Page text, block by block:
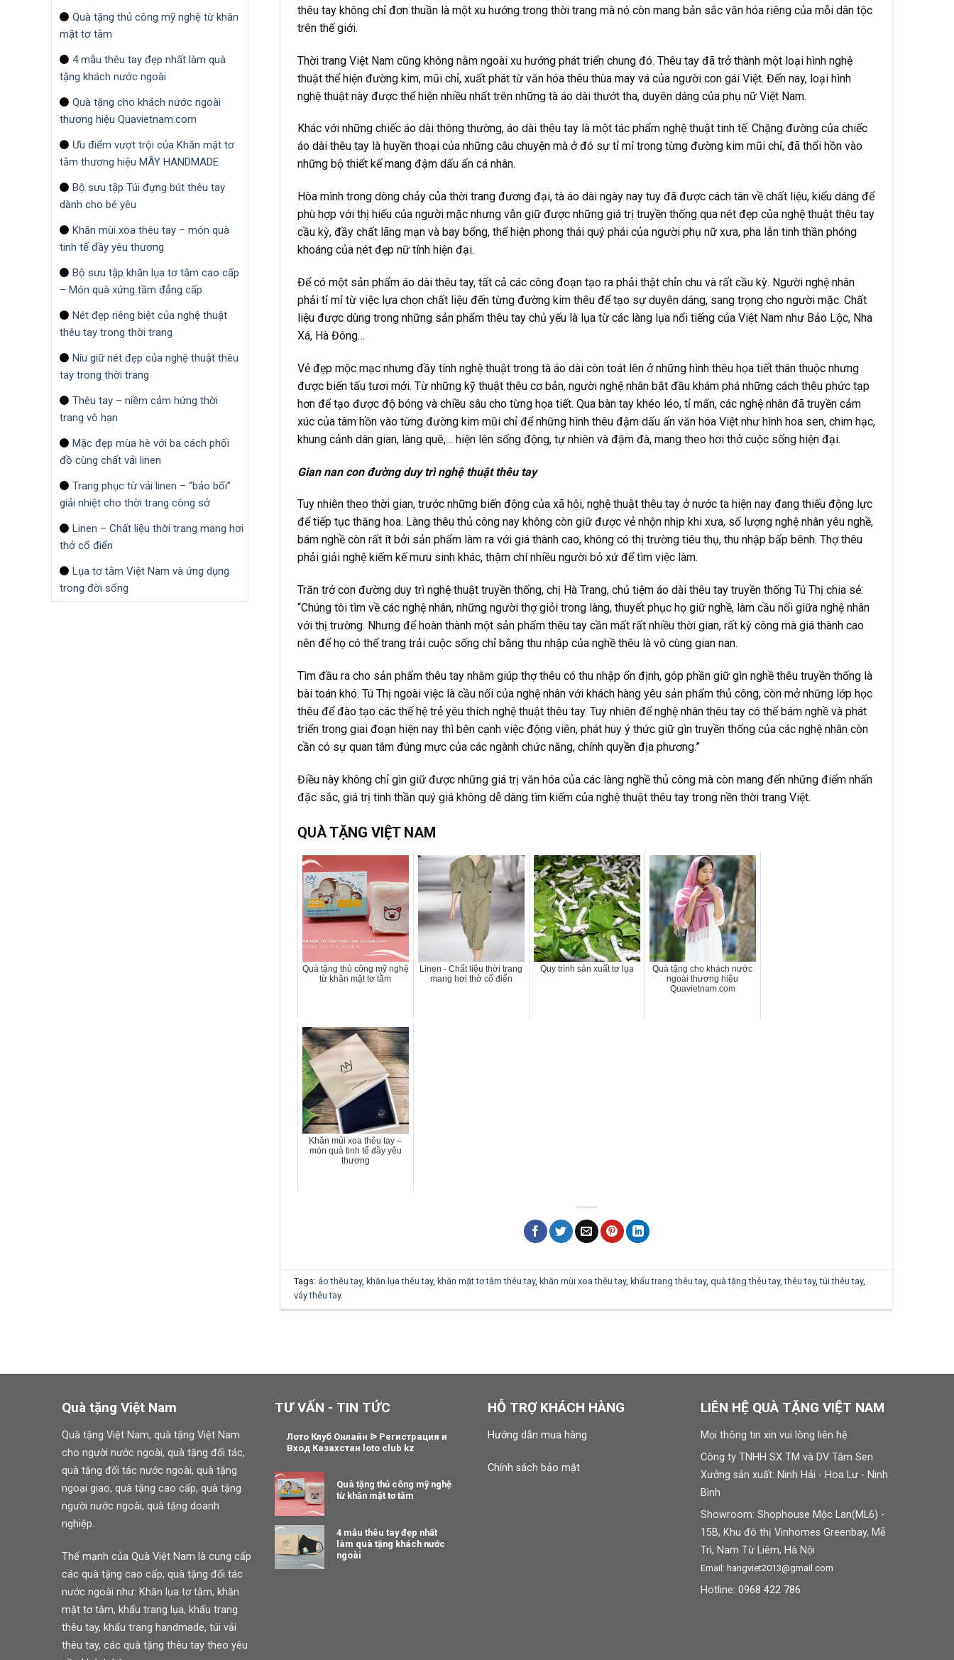
Quà tặng thủ công mỹ nghệ từ khăn
mặt tơ tằm
4 mẫu thêu tay đẹp nhất làm quà
tặng khách nước ngoài
Quà tặng cho khách nước ngoài
thương hiệu Quavietnam.com
Ưu điểm vượt trội của Khăn mặt tơ
tằm thương hiệu MÂY HANDMADE
Bộ sưu tập Túi đựng bút thêu tay
dành cho bé yêu
Khăn mùi xoa thêu tay – món quà
tinh tế đầy yêu thương
Bộ sưu tập khăn lụa tơ tằm cao cấp
– Món quà xứng tầm đẳng cấp
Nét đẹp riêng biệt của nghệ thuật
thêu tay trong thời trang
Níu giữ nét đẹp của nghệ thuật thêu
tay trong thời trang
Thêu tay – niềm cảm hứng thời
trang vô hạn
Mặc đẹp mùa hè với ba cách phối
đồ cùng chất vải linen
Trang phục từ vải linen – “bảo bối”
giải nhiệt cho thời trang công sở
Linen – Chất liệu thời trang mang hơi
thở cổ điển
Lụa tơ tằm Việt Nam và ứng dụng
trong đời sống
thêu tay không chỉ đơn thuần là một xu hướng trong thời trang mà nó còn mang bản sắc văn hóa riêng của mỗi dân tộc
trên thế giới.
Thời trang Việt Nam cũng không nằm ngoài xu hướng phát triển chung đó. Thêu tay đã trở thành một loại hình nghệ
thuật thể hiện đường kim, mũi chỉ, xuất phát từ văn hóa thêu thùa may vá của người con gái Việt. Đến nay, loại hình
nghệ thuật này được thể hiện nhiều nhất trên những tà áo dài thướt tha, duyên dáng của phụ nữ Việt Nam.
Khác với những chiếc áo dài thông thường, áo dài thêu tay là một tác phẩm nghệ thuật tinh tế. Chặng đường của chiếc
áo dài thêu tay là huyền thoại của những câu chuyện mà ở đó sự tỉ mỉ trong từng đường kim mũi chỉ, đã thổi hồn vào
những bộ thiết kế mang đậm dấu ấn cá nhân.
Hòa mình trong dòng chảy của thời trang đương đại, tà áo dài ngày nay tuy đã được cách tân về chất liệu, kiểu dáng để
phù hợp với thị hiếu của người mặc nhưng vẫn giữ được những giá trị truyền thống qua nét đẹp của nghệ thuật thêu tay
cầu kỳ, đầy chất lãng mạn và bay bổng, thể hiện phong thái quý phái của người phụ nữ xưa, pha lẫn tinh thần phóng
khoáng của nét đẹp nữ tính hiện đại.
Để có một sản phẩm áo dài thêu tay, tất cả các công đoạn tạo ra phải thật chỉn chu và rất cầu kỳ. Người nghệ nhân
phải tỉ mỉ từ việc lựa chọn chất liệu đến từng đường kim thêu để tạo sự duyên dáng, sang trọng cho người mặc. Chất
liệu được dùng trong những sản phẩm thêu tay chủ yếu là lụa từ các làng lụa nổi tiếng của Việt Nam như Bảo Lộc, Nha
Xá, Hà Đông…
Vẻ đẹp mộc mạc nhưng đầy tính nghệ thuật trong tà áo dài còn toát lên ở những hình thêu họa tiết thân thuộc nhưng
được biến tấu tươi mới. Từ những kỹ thuật thêu cơ bản, người nghệ nhân bắt đầu khám phá những cách thêu phức tạp
hơn để tạo được độ bóng và chiều sâu cho từng họa tiết. Qua bàn tay khéo léo, tỉ mẩn, các nghệ nhân đã truyền cảm
xúc của tâm hồn vào từng đường kim mũi chỉ để những hình thêu đậm dấu ấn văn hóa Việt như hình hoa sen, chim hạc,
khung cảnh dân gian, làng quê,… hiện lên sống động, tự nhiên và đậm đà, mang theo hơi thở cuộc sống hiện đại.
Gian nan con đường duy trì nghệ thuật thêu tay
Tuy nhiên theo thời gian, trước những biến động của xã hội, nghệ thuật thêu tay ở nước ta hiện nay đang thiếu động lực
để tiếp tục thăng hoa. Làng thêu thủ công nay không còn giữ được vẻ nhộn nhịp khi xưa, số lượng nghệ nhân yêu nghề,
bám nghề còn rất ít bởi sản phẩm làm ra với giá thành cao, không có thị trường tiêu thụ, thu nhập bấp bênh. Thợ thêu
phải giải nghệ kiếm kế mưu sinh khác, thậm chí nhiều người bỏ xứ để tìm việc làm.
Trăn trở con đường duy trì nghệ thuật truyền thống, chị Hà Trang, chủ tiệm áo dài thêu tay truyền thống Tú Thị chia sẻ:
“Chúng tôi tìm về các nghệ nhân, những người thợ giỏi trong làng, thuyết phục họ giữ nghề, làm cầu nối giữa nghệ nhân
với thị trường. Nhưng để hoàn thành một sản phẩm thêu tay cần mất rất nhiều thời gian, rất kỳ công mà giá thành cao
nên để họ có thể trang trải cuộc sống chỉ bằng thu nhập của nghề thêu là vô cùng gian nan.
Tìm đầu ra cho sản phẩm thêu tay nhằm giúp thợ thêu có thu nhập ổn định, góp phần giữ gìn nghề thêu truyền thống là
bài toán khó. Tú Thị ngoài việc là cầu nối của nghệ nhân với khách hàng yêu sản phẩm thủ công, còn mở những lớp học
thêu để đào tạo các thế hệ trẻ yêu thích nghệ thuật thêu tay. Tuy nhiên để nghệ nhân thêu tay có thể bám nghề và phát
triển trong giai đoạn hiện nay thì bên cạnh việc động viên, phát huy ý thức giữ gìn truyền thống của các nghệ nhân còn
cần có sự quan tâm đúng mực của các ngành chức năng, chính quyền địa phương.”
Điều này không chỉ gìn giữ được những giá trị văn hóa của các làng nghề thủ công mà còn mang đến những điểm nhấn
đặc sắc, giá trị tinh thần quý giá không dễ dàng tìm kiếm của nghệ thuật thêu tay trong nền thời trang Việt.
QUÀ TẶNG VIỆT NAM
Quà tặng thủ công mỹ nghệ
từ khăn mặt tơ tằm
Linen - Chất liệu thời trang
mang hơi thở cổ điển
Quy trình sản xuất tơ lụa
Quà tặng cho khách nước
ngoài thương hiệu
Quavietnam.com
Khăn mùi xoa thêu tay –
món quà tinh tế đầy yêu
thương
Tags: áo thêu tay, khăn lụa thêu tay, khăn mặt tơ tằm thêu tay, khăn mùi xoa thêu tay, khẩu trang thêu tay, quà tặng thêu tay,thêu tay,túi thêu tay,
váy thêu tay.
Quà tặng Việt Nam
Quà tặng Việt Nam, quà tặng Việt Nam
cho người nước ngoài, quà tặng đối tác,
quà tặng đối tác nước ngoài, quà tặng
ngoại giao, quà tặng cao cấp, quà tặng
người nước ngoài, quà tặng doanh
nghiệp.
Thế mạnh của Quà Việt Nam là cung cấp
các quà tặng cao cấp, quà tặng đối tác
nước ngoài như: Khăn lụa tơ tằm, khăn
mặt tơ tằm, khẩu trang lụa, khẩu trang
thêu tay, khẩu trang handmade, túi vải
thêu tay, các quà tặng thêu tay theo yêu
TƯ VẤN - TIN TỨC
Лото Клуб Онлайн ᐉ Регистрация и
Вход Казахстан loto club kz
Quà tặng thủ công mỹ nghệ
từ khăn mặt tơ tằm
4 mẫu thêu tay đẹp nhất
làm quà tặng khách nước
ngoài
HỖ TRỢ KHÁCH HÀNG
Hướng dẫn mua hàng
Chính sách bảo mật
LIÊN HỆ QUÀ TẶNG VIỆT NAM
Mọi thông tin xin vui lòng liên hệ
Công ty TNHH SX TM và DV Tâm Sen
Xưởng sản xuất: Ninh Hải - Hoa Lư - Ninh
Bình
Showroom: Shophouse Mộc Lan(ML6) -
15B, Khu đô thị Vinhomes Greenbay, Mễ
Trì, Nam Từ Liêm, Hà Nội
Email: hangviet2013@gmail.com
Hotline: 0968 422 786